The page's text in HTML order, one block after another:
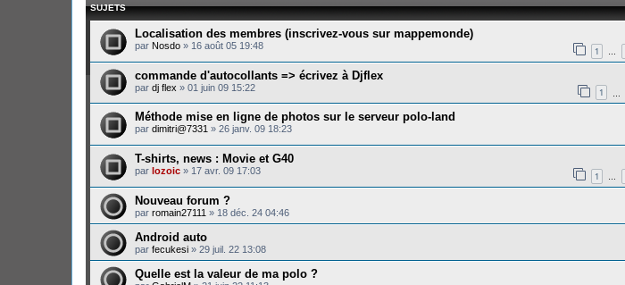
SUJETS
Localisation des membres (inscrivez-vous sur mappemonde)
par Nosdo » 16 août 05 19:48 1 …
commande d'autocollants => écrivez à Djflex
par dj flex » 01 juin 09 15:22 1
Méthode mise en ligne de photos sur le serveur polo-land
par dimitri@7331 » 26 janv. 09 18:23
T-shirts, news : Movie et G40
par lozoic » 17 avr. 09 17:03 1 …
Nouveau forum ?
par romain27111 » 18 déc. 24 04:46
Android auto
par fecukesi » 29 juil. 22 13:08
Quelle est la valeur de ma polo ?